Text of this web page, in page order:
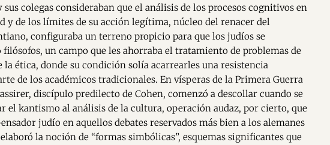
colegas consideraban que el análisis de los procesos cognitivos en
y de los límites de su acción legítima, núcleo del renacer del
configuraba un terreno propicio para que los judíos se
filósofos, un campo que les ahorraba el tratamiento de problemas de
la ética, donde su condición solía acarrearles una resistencia
de los académicos tradicionales. En vísperas de la Primera Guerra
discípulo predilecto de Cohen, comenzó a descollar cuando se
el kantismo al análisis de la cultura, operación audaz, por cierto, que
judío en aquellos debates reservados más bien a los alemanes
elaboró la noción de “formas simbólicas”, esquemas significantes que